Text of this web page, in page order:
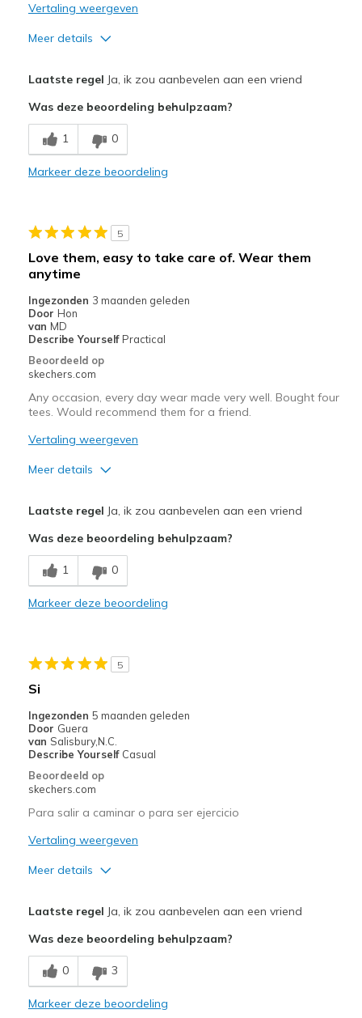
Vertaling weergeven
Meer details
Breathe Well
Comfortable
Casual Wear
Going Out
Travel
Width
Feels true to width
Sizing
Laatste regel Ja, ik zou aanbevelen aan een vriend
Was deze beoordeling behulpzaam?
1 0
Markeer deze beoordeling
5
Love them, easy to take care of. Wear them
anytime
Ingezonden 3 maanden geleden
Door Hon
van MD
Describe Yourself Practical
Beoordeeld op
skechers.com
Any occasion, every day wear made very well. Bought four
tees. Would recommend them for a friend.
Vertaling weergeven
Meer details
Breathe Well
Comfortable
Going Out
Travel
Laatste regel Ja, ik zou aanbevelen aan een vriend
Was deze beoordeling behulpzaam?
1 0
Markeer deze beoordeling
5
Si
Ingezonden 5 maanden geleden
Door Guera
van Salisbury,N.C.
Describe Yourself Casual
Beoordeeld op
skechers.com
Para salir a caminar o para ser ejercicio
Vertaling weergeven
Meer details
Minpunten
Todo bien
Laatste regel Ja, ik zou aanbevelen aan een vriend
Was deze beoordeling behulpzaam?
0 3
Markeer deze beoordeling